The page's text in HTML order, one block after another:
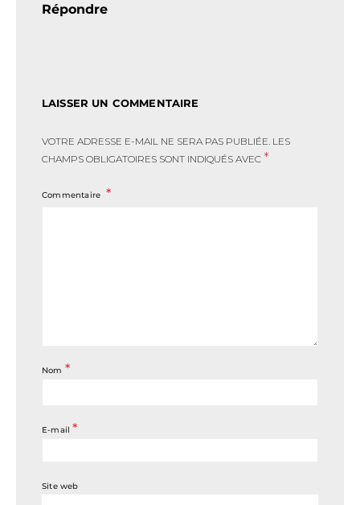
Répondre
LAISSER UN COMMENTAIRE
VOTRE ADRESSE E-MAIL NE SERA PAS PUBLIÉE. LES
CHAMPS OBLIGATOIRES SONT INDIQUÉS AVEC *
Commentaire
Nom *
E-mail*
Site web